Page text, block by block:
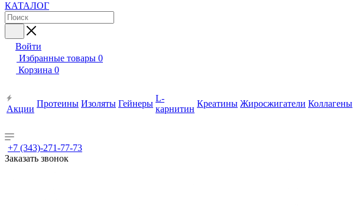
КАТАЛОГ
Войти
Избранные товары 0
Корзина 0
Акции
Протеины Изоляты Гейнеры
L-
карнитин
Креатины Жиросжигатели Коллагены
+7 (343)-271-77-73
Заказать звонок